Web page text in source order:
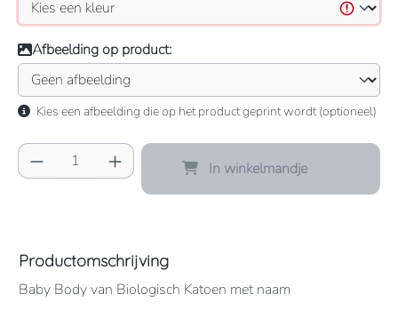
Afbeelding op product:
Kies een afbeelding die op het product geprint wordt (optioneel)
Producthoeveelheid: Voer de gewenste
In winkelmandje
Productomschrijving
Baby Body van Biologisch Katoen met naam